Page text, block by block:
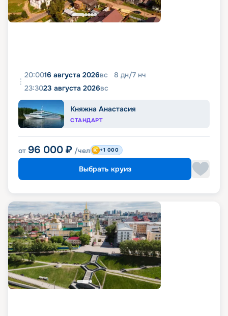
20:0016 августа 2026вс 8 дн/7 нч
23:3023 августа 2026вс
Княжна Анастасия
СТАНДАРТ
от 96 000 ₽ /чел +1 000
Выбрать круиз